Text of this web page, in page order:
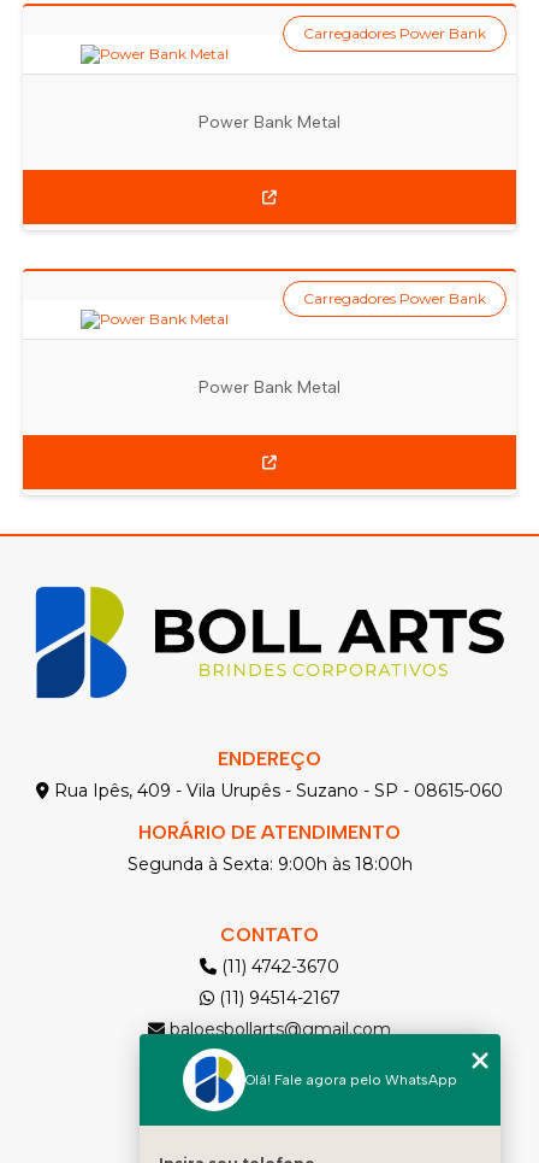
Power Bank Metal
Carregadores Power Bank
Power Bank Metal
Carregadores Power Bank
ENDEREÇO
Rua Ipês, 409 - Vila Urupês - Suzano - SP - 08615-060
HORÁRIO DE ATENDIMENTO
Segunda à Sexta: 9:00h às 18:00h
CONTATO
(11) 4742-3670
(11) 94514-2167
baloesbollarts@gmail.com
MENU
Solicite seu Orçamento
Olá! Fale agora pelo WhatsApp